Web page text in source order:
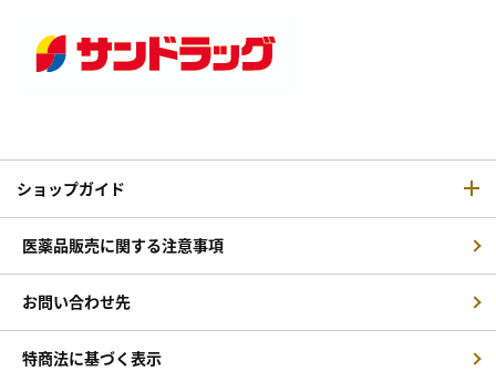
ショップガイド
医薬品販売に関する注意事項
お問い合わせ先
特商法に基づく表示